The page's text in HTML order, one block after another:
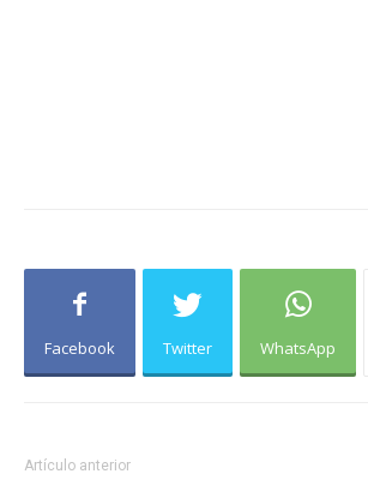
Facebook Twitter WhatsApp
Artículo anterior